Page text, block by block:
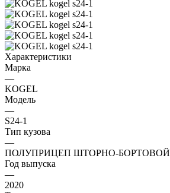
Характеристики
Марка
—
KOGEL
Модель
—
S24-1
Тип кузова
—
ПОЛУПРИЦЕП ШТОРНО-БОРТОВОЙ
Год выпуска
—
2020